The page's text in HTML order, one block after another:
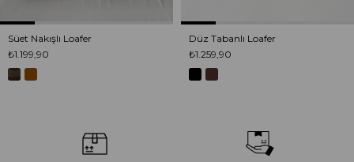
Süet Nakışlı Loafer
₺1.199,90
Düz Tabanlı Loafer
₺1.259,90